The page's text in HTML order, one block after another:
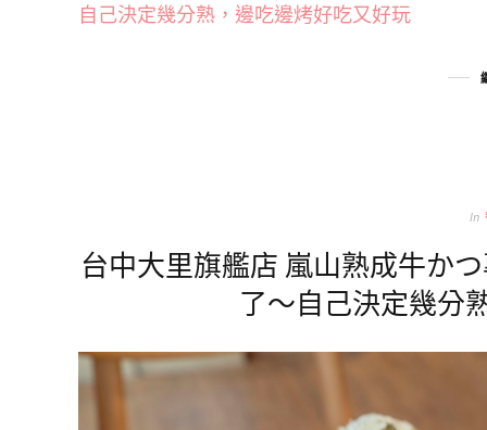
自己決定幾分熟，邊吃邊烤好吃又好玩
In
台中大里旗艦店 嵐山熟成牛か
了～自己決定幾分